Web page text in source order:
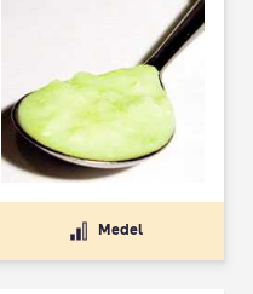
Medel